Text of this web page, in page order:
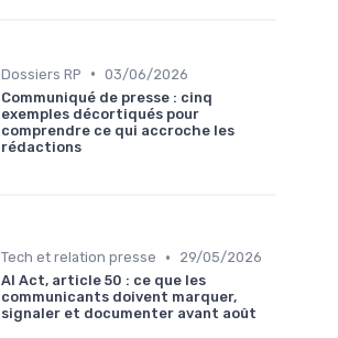
Dossiers RP • 03/06/2026
Communiqué de presse : cinq
exemples décortiqués pour
comprendre ce qui accroche les
rédactions
Tech et relation presse •
29/05/2026
AI Act, article 50 : ce que les
communicants doivent marquer,
signaler et documenter avant août